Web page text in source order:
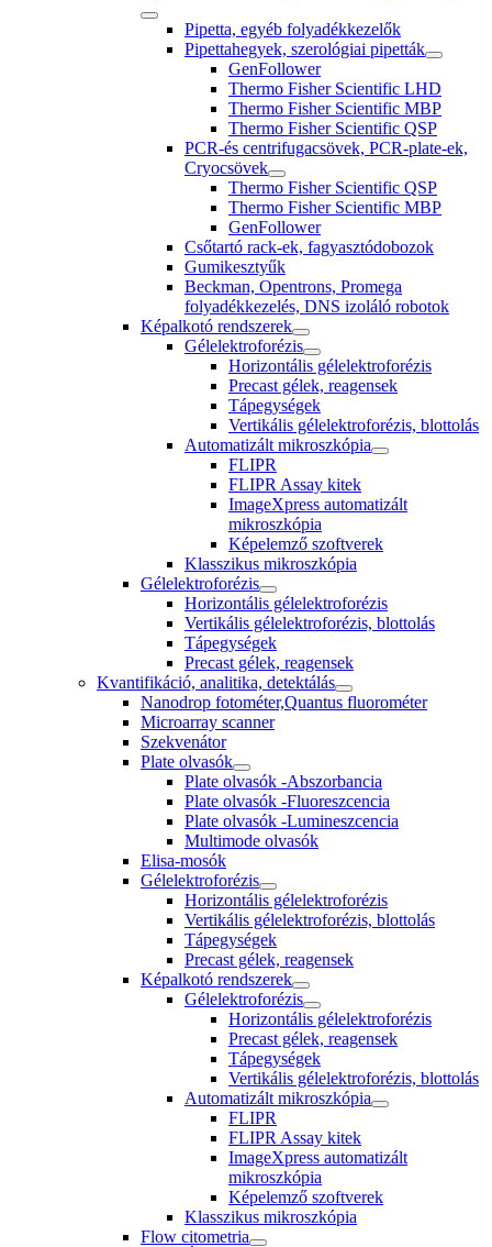
Pipetta, egyéb folyadékkezelők
Pipettahegyek, szerológiai pipetták
GenFollower
Thermo Fisher Scientific LHD
Thermo Fisher Scientific MBP
Thermo Fisher Scientific QSP
PCR-és centrifugacsövek, PCR-plate-ek,
Cryocsövek
Thermo Fisher Scientific QSP
Thermo Fisher Scientific MBP
GenFollower
Csőtartó rack-ek, fagyasztódobozok
Gumikesztyűk
Beckman, Opentrons, Promega
folyadékkezelés, DNS izoláló robotok
Képalkotó rendszerek
Gélelektroforézis
Horizontális gélelektroforézis
Precast gélek, reagensek
Tápegységek
Vertikális gélelektroforézis, blottolás
Automatizált mikroszkópia
FLIPR
FLIPR Assay kitek
ImageXpress automatizált
mikroszkópia
Képelemző szoftverek
Klasszikus mikroszkópia
Gélelektroforézis
Horizontális gélelektroforézis
Vertikális gélelektroforézis, blottolás
Tápegységek
Precast gélek, reagensek
Kvantifikáció, analitika, detektálás
Nanodrop fotométer,Quantus fluorométer
Microarray scanner
Szekvenátor
Plate olvasók
Plate olvasók -Abszorbancia
Plate olvasók -Fluoreszcencia
Plate olvasók -Lumineszcencia
Multimode olvasók
Elisa-mosók
Gélelektroforézis
Horizontális gélelektroforézis
Vertikális gélelektroforézis, blottolás
Tápegységek
Precast gélek, reagensek
Képalkotó rendszerek
Gélelektroforézis
Horizontális gélelektroforézis
Precast gélek, reagensek
Tápegységek
Vertikális gélelektroforézis, blottolás
Automatizált mikroszkópia
FLIPR
FLIPR Assay kitek
ImageXpress automatizált
mikroszkópia
Képelemző szoftverek
Klasszikus mikroszkópia
Flow citometria